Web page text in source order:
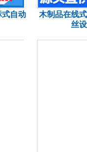
式自动
木制品在线
丝